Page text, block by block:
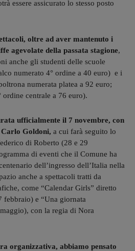
essere assicurato lo stesso posto
oltre ad aver mantenuto i
agevolate della passata stagione,
anche gli studenti delle scuole
numerato 4° ordine a 40 euro) e i
numerata platea a 92 euro;
ordine centrale a 76 euro).
ufficialmente il 7 novembre, con
Goldoni, a cui farà seguito lo
di Roberto (28 e 29
di eventi che il Comune ha
dell’ingresso dell’Italia nella
anche a spettacoli tratti da
come “Calendar Girls” diretto
febbraio) e “Una giornata
con la regia di Nora
organizzativa, abbiamo pensato